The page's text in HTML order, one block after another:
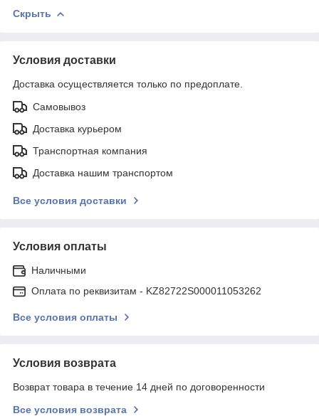
Скрыть
Условия доставки
Доставка осуществляется только по предоплате.
Самовывоз
Доставка курьером
Транспортная компания
Доставка нашим транспортом
Все условия доставки
Условия оплаты
Наличными
Оплата по реквизитам - KZ82722S000011053262
Все условия оплаты
Условия возврата
Возврат товара в течение 14 дней по договоренности
Все условия возврата